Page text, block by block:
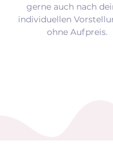
gerne auch nach
individuellen
ohne Aufpreis.